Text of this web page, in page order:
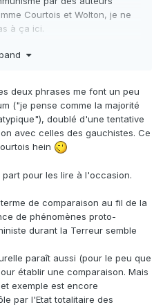
Courtois et Wolton, je ne
à ça ici.
sont les différents travaux de
approfondi mon étude du
contrôle sur la dynamique
surtout à la Révolution
les évènements me
deux phrases me font un peu
("je pense comme la majorité
doublé d'une tentative
avec celles des gauchistes. Ce
hein
pour les lire à l'occasion.
de comparaison au fil de la
de phénomènes proto-
durant la Terreur semble
paraît aussi (pour le peu que
établir une comparaison. Mais
exemple est encore
par l'Etat totalitaire des